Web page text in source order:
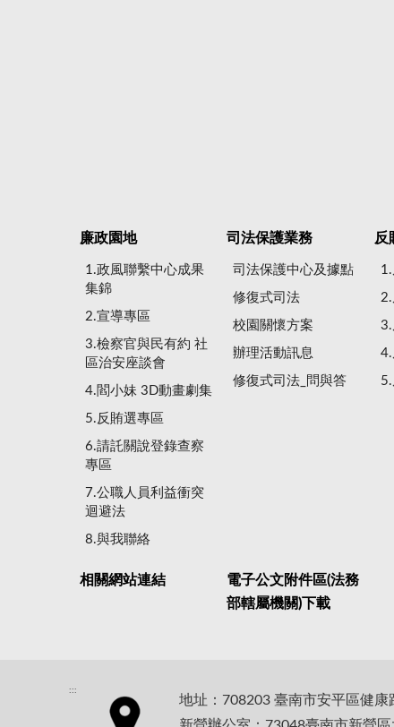
廉政園地
1.政風聯繫中心成果
集錦
2.宣導專區
3.檢察官與民有約 社
區治安座談會
4.閻小妹 3D動畫劇集
5.反賄選專區
6.請託關說登錄查察
專區
7.公職人員利益衝突
迴避法
8.與我聯絡
司法保護業務
司法保護中心及據點
修復式司法
校園關懷方案
辦理活動訊息
修復式司法_問與答
反
3.
4.
相關網站連結
電子公文附件區(法務
部轄屬機關)下載
:::
地址：708203 臺南市安平區健